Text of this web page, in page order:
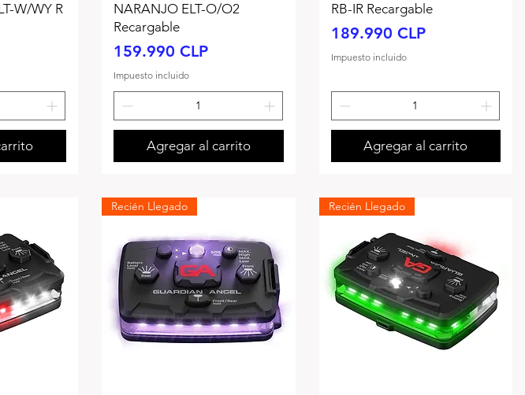
W/WY R
NARANJO ELT-O/O2
Recargable
Precio
159.990 CLP
Impuesto incluido
Agregar al carrito
RB-IR Recargable
Precio
189.990 CLP
Impuesto incluido
Agregar al carrito
Recién Llegado Recién Llegado